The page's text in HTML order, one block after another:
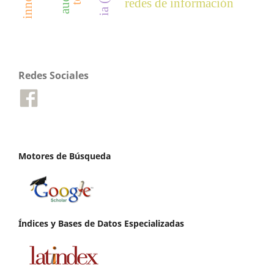
redes de información
Redes Sociales
Motores de Búsqueda
Índices y Bases de Datos Especializadas